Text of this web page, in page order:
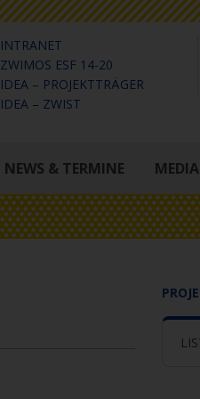
INTRANET
ZWIMOS ESF 14-20
IDEA – PROJEKTTRÄGER
IDEA – ZWIST
NEWS & TERMINE